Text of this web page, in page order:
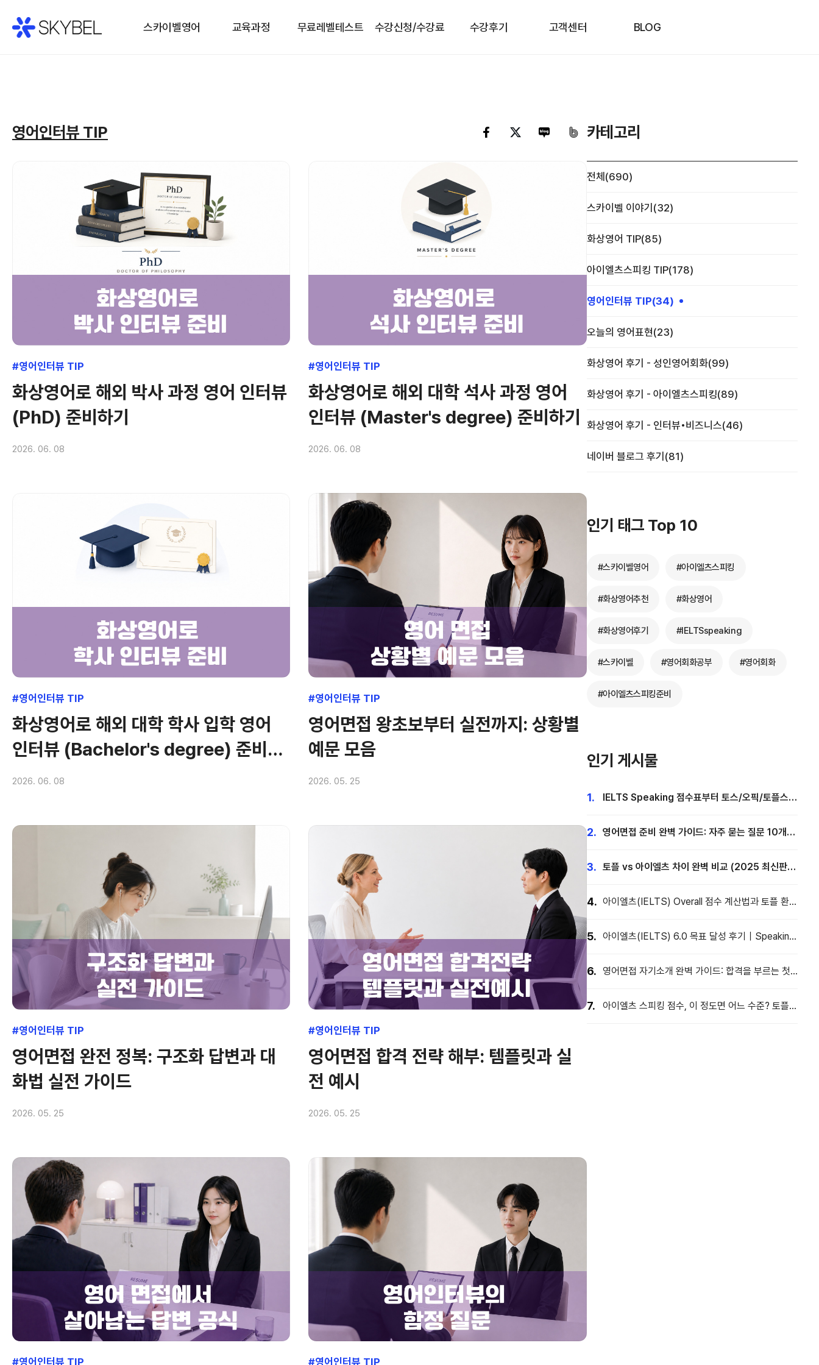
스카이벨영어 교육과정 무료레벨테스트 수강신청/수강료 수강후기 고객센터 BLOG
영어인터뷰 TIP
#영어인터뷰 TIP
화상영어로 해외 박사 과정 영어 인터뷰
(PhD) 준비하기
2026. 06. 08
#영어인터뷰 TIP
화상영어로 해외 대학 석사 과정 영어
인터뷰 (Master's degree) 준비하기
2026. 06. 08
#영어인터뷰 TIP
화상영어로 해외 대학 학사 입학 영어
인터뷰 (Bachelor's degree) 준비하
기
2026. 06. 08
#영어인터뷰 TIP
영어면접 왕초보부터 실전까지: 상황별
예문 모음
2026. 05. 25
#영어인터뷰 TIP
영어면접 완전 정복: 구조화 답변과 대
화법 실전 가이드
2026. 05. 25
#영어인터뷰 TIP
영어면접 합격 전략 해부: 템플릿과 실
전 예시
2026. 05. 25
#영어인터뷰 TIP #영어인터뷰 TIP
카테고리
전체(690)
스카이벨 이야기(32)
화상영어 TIP(85)
아이엘츠스피킹 TIP(178)
영어인터뷰 TIP(34)
오늘의 영어표현(23)
화상영어 후기 - 성인영어회화(99)
화상영어 후기 - 아이엘츠스피킹(89)
화상영어 후기 - 인터뷰•비즈니스(46)
네이버 블로그 후기(81)
인기 태그 Top 10
#스카이벨영어 #아이엘츠스피킹
#화상영어추천 #화상영어
#화상영어후기 #IELTSspeaking
#스카이벨 #영어회화공부 #영어회화
#아이엘츠스피킹준비
인기 게시물
1.
IELTS Speaking 점수표부터 토스/오픽/토플스피
2. 영어면접 준비 완벽 가이드: 자주 묻는 질문 10개와
3. 토플 vs 아이엘츠 차이 완벽 비교 (2025 최신판)
4. 아이엘츠(IELTS) Overall 점수 계산법과 토플 환산
5. 아이엘츠(IELTS) 6.0 목표 달성 후기｜Speaking
6. 영어면접 자기소개 완벽 가이드: 합격을 부르는 첫
7.
아이엘츠 스피킹 점수, 이 정도면 어느 수준? 토플·